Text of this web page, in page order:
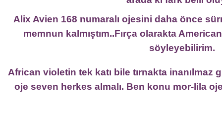
Alix Avien 168 numaralı ojesini daha önce
memnun kalmıştım..Fırça olarakta
söyleyebilirim.
African violetin tek katı bile tırnakta inanılmaz
oje seven herkes almalı. Ben konu mor-lila